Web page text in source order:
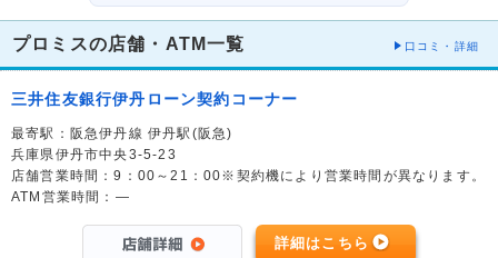
プロミスの店舗・ATM一覧 口コミ・詳細
三井住友銀行伊丹ローン契約コーナー
最寄駅：阪急伊丹線 伊丹駅(阪急)
兵庫県伊丹市中央3-5-23
店舗営業時間：9：00～21：00※契約機により営業時間が異なります。
ATM営業時間：―
詳細はこちら